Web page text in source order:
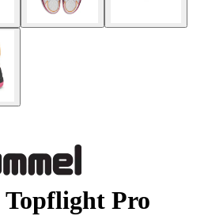
Topflight Pro